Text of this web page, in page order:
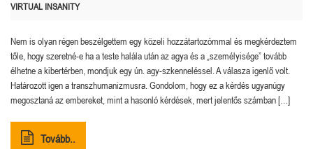
VIRTUAL INSANITY
Nem is olyan régen beszélgettem egy közeli hozzátartozómmal és megkérdeztem
tőle, hogy szeretné-e ha a teste halála után az agya és a „személyisége” tovább
élhetne a kibertérben, mondjuk egy ún. agy-szkenneléssel. A válasza igenlő volt.
Határozott igen a transzhumanizmusra. Gondolom, hogy ez a kérdés ugyanúgy
megosztaná az embereket, mint a hasonló kérdések, mert jelentős számban […]
Tovább..